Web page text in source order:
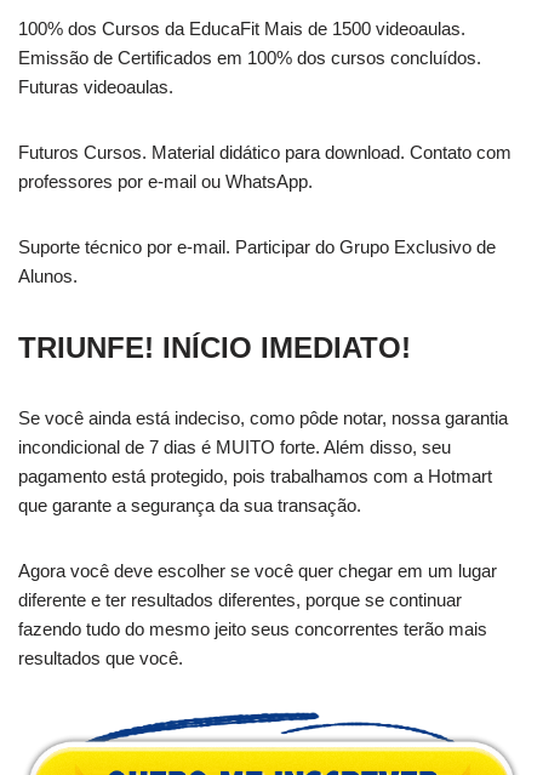
100% dos Cursos da EducaFit Mais de 1500 videoaulas.
Emissão de Certificados em 100% dos cursos concluídos.
Futuras videoaulas.
Futuros Cursos. Material didático para download. Contato com
professores por e-mail ou WhatsApp.
Suporte técnico por e-mail. Participar do Grupo Exclusivo de
Alunos.
TRIUNFE! INÍCIO IMEDIATO!
Se você ainda está indeciso, como pôde notar, nossa garantia
incondicional de 7 dias é MUITO forte. Além disso, seu
pagamento está protegido, pois trabalhamos com a Hotmart
que garante a segurança da sua transação.
Agora você deve escolher se você quer chegar em um lugar
diferente e ter resultados diferentes, porque se continuar
fazendo tudo do mesmo jeito seus concorrentes terão mais
resultados que você.